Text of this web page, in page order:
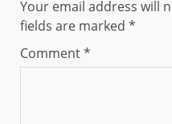
Your email address will
fields are marked *
Comment*